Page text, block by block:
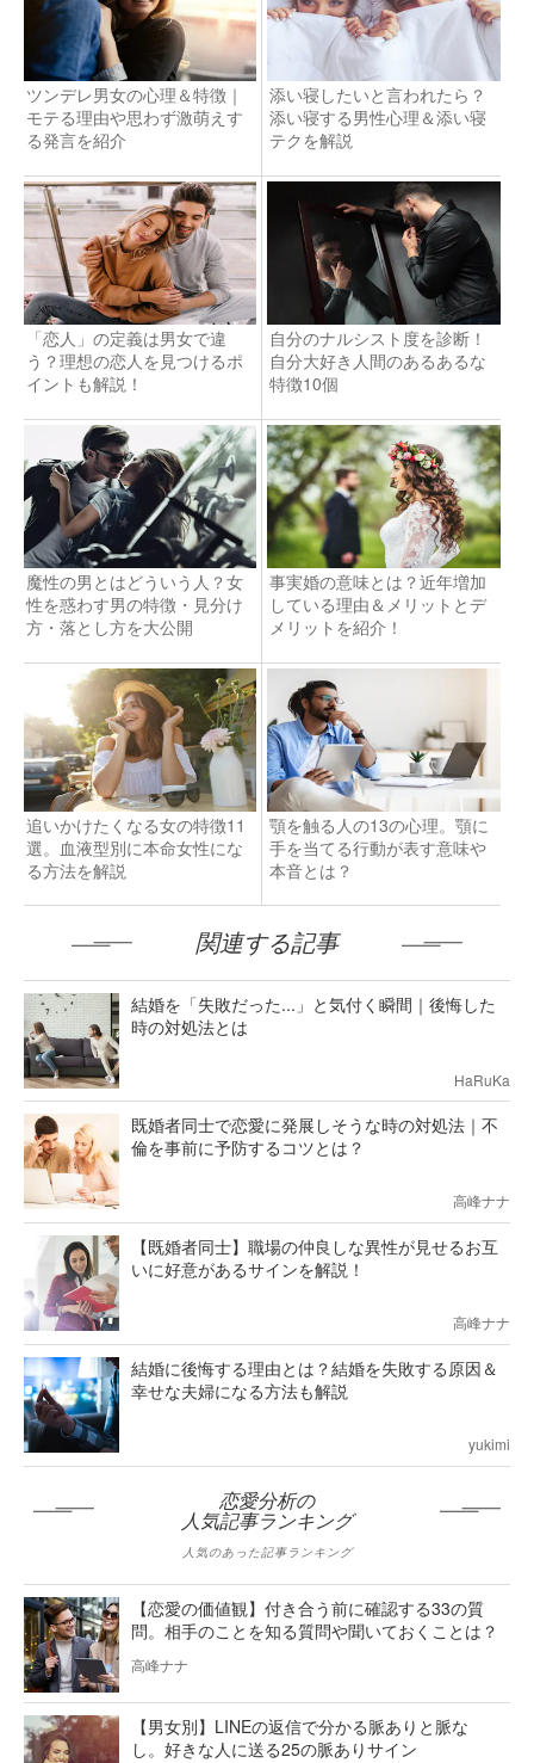
ツンデレ男女の心理＆特徴｜
モテる理由や思わず激萌えす
る発言を紹介
添い寝したいと言われたら？
添い寝する男性心理＆添い寝
テクを解説
「恋人」の定義は男女で違
う？理想の恋人を見つけるポ
イントも解説！
自分のナルシスト度を診断！
自分大好き人間のあるあるな
特徴10個
魔性の男とはどういう人？女
性を惑わす男の特徴・見分け
方・落とし方を大公開
事実婚の意味とは？近年増加
している理由＆メリットとデ
メリットを紹介！
追いかけたくなる女の特徴11
選。血液型別に本命女性にな
る方法を解説
顎を触る人の13の心理。顎に
手を当てる行動が表す意味や
本音とは？
関連する記事
結婚を「失敗だった...」と気付く瞬間｜後悔した
時の対処法とは
HaRuKa
既婚者同士で恋愛に発展しそうな時の対処法｜不
倫を事前に予防するコツとは？
高峰ナナ
【既婚者同士】職場の仲良しな異性が見せるお互
いに好意があるサインを解説！
高峰ナナ
結婚に後悔する理由とは？結婚を失敗する原因＆
幸せな夫婦になる方法も解説
yukimi
恋愛分析の
人気記事ランキング
人気のあった記事ランキング
【恋愛の価値観】付き合う前に確認する33の質
問。相手のことを知る質問や聞いておくことは？
高峰ナナ
【男女別】LINEの返信で分かる脈ありと脈な
し。好きな人に送る25の脈ありサイン